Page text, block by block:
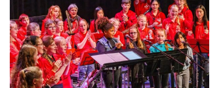
Zomerorkest Vleuten
Saxophone Orchestra
Moet je Hoor’n!
HOV Loud & Proud
OVER ONS